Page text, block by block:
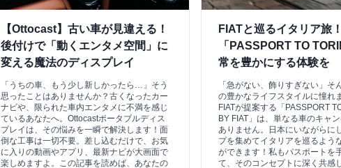
【Ottocast】古い車が見違える！
後付けで「動くエンタメ空間」に
変える魔法のディスプレイ
「うちの車、もう少し新しかったら…」そう
思ったことはありませんか？古くなったカー
ナビや、限られた車内エンタメに不満を感じ
ているあなたへ。Ottocastポータブルディス
プレイは、その悩みを一瞬で解決します！面
倒な工事は一切不要。差し込むだけで、お気
に入りの動画やアプリ、最新ナビが大画面で
楽しめますよ。この記事を読めば、あなたの
FIATと巡るイタリア旅！
「PASSPORT TO
常を豊かにする体験を
「急がない、飾りすぎない」そ
の豊かなライフスタイルに憧れ
FIATが提案する「PASSPORT
BY FIAT」は、単なる車のキャ
ありません。日本にいながらに
プを集めてイタリアを巡るよう
ができます！私もパスポートを
て、そのコンセプトに深く共感